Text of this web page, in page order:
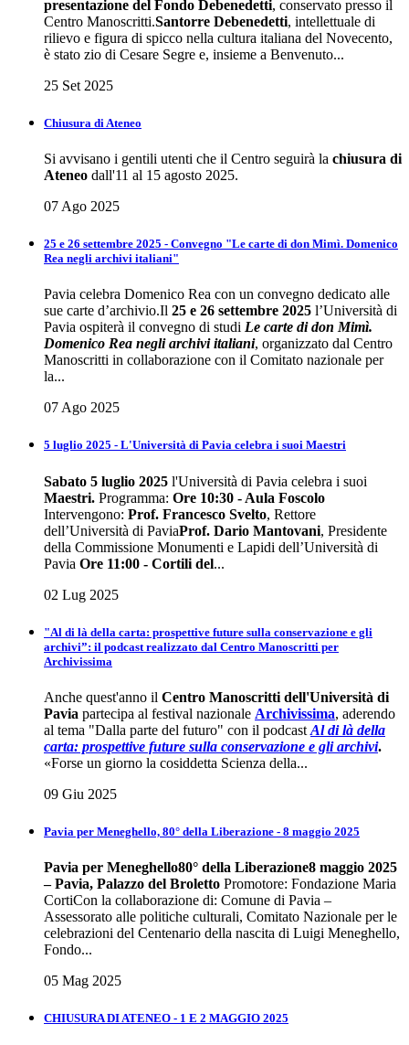
presentazione del Fondo Debenedetti, conservato presso il
Centro Manoscritti.Santorre Debenedetti, intellettuale di
rilievo e figura di spicco nella cultura italiana del Novecento,
è stato zio di Cesare Segre e, insieme a Benvenuto...
25 Set 2025
Chiusura di Ateneo
Si avvisano i gentili utenti che il Centro seguirà la chiusura di
Ateneo dall'11 al 15 agosto 2025.
07 Ago 2025
25 e 26 settembre 2025 - Convegno "Le carte di don Mimì. Domenico
Rea negli archivi italiani"
Pavia celebra Domenico Rea con un convegno dedicato alle
sue carte d’archivio.Il 25 e 26 settembre 2025 l’Università di
Pavia ospiterà il convegno di studi Le carte di don Mimì.
Domenico Rea negli archivi italiani, organizzato dal Centro
Manoscritti in collaborazione con il Comitato nazionale per
la...
07 Ago 2025
5 luglio 2025 - L'Università di Pavia celebra i suoi Maestri
Sabato 5 luglio 2025 l'Università di Pavia celebra i suoi
Maestri. Programma: Ore 10:30 - Aula Foscolo
Intervengono: Prof. Francesco Svelto, Rettore
dell’Università di PaviaProf. Dario Mantovani, Presidente
della Commissione Monumenti e Lapidi dell’Università di
Pavia Ore 11:00 - Cortili del...
02 Lug 2025
"Al di là della carta: prospettive future sulla conservazione e gli
archivi”: il podcast realizzato dal Centro Manoscritti per
Archivissima
Anche quest'anno il Centro Manoscritti dell'Università di
Pavia partecipa al festival nazionale Archivissima, aderendo
al tema "Dalla parte del futuro" con il podcast Al di là della
carta: prospettive future sulla conservazione e gliarchivi.
«Forse un giorno la cosiddetta Scienza della...
09 Giu 2025
Pavia per Meneghello, 80° della Liberazione - 8 maggio 2025
Pavia per Meneghello80° della Liberazione8 maggio 2025
– Pavia, Palazzo del Broletto Promotore: Fondazione Maria
CortiCon la collaborazione di: Comune di Pavia –
Assessorato alle politiche culturali, Comitato Nazionale per le
celebrazioni del Centenario della nascita di Luigi Meneghello,
Fondo...
05 Mag 2025
CHIUSURA DI ATENEO - 1 E 2 MAGGIO 2025